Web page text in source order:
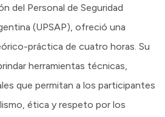
del Personal de Seguridad
(UPSAP), ofreció una
práctica de cuatro horas. Su
herramientas técnicas,
que permitan a los participantes
ética y respeto por los